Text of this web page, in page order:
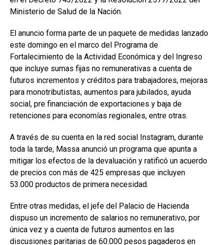
Ministerio de Salud de la Nación.
El anuncio forma parte de un paquete de medidas lanzado
este domingo en el marco del Programa de
Fortalecimiento de la Actividad Económica y del Ingreso
que incluye sumas fijas no remunerativas a cuenta de
futuros incrementos y créditos para trabajadores, mejoras
para monotributistas, aumentos para jubilados, ayuda
social, pre financiación de exportaciones y baja de
retenciones para economías regionales, entre otras.
A través de su cuenta en la red social Instagram, durante
toda la tarde, Massa anunció un programa que apunta a
mitigar los efectos de la devaluación y ratificó un acuerdo
de precios con más de 425 empresas que incluyen
53.000 productos de primera necesidad.
Entre otras medidas, el jefe del Palacio de Hacienda
dispuso un incremento de salarios no remunerativo, por
única vez y a cuenta de futuros aumentos en las
discusiones paritarias de 60.000 pesos pagaderos en